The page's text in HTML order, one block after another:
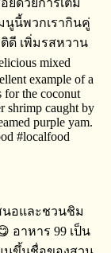
นูนี้พวกเรากินคู่
ดี​ เพิ่มรสหวาน
mixed
example of a
for the coconut
shrimp caught by
purple yam.
#localfood